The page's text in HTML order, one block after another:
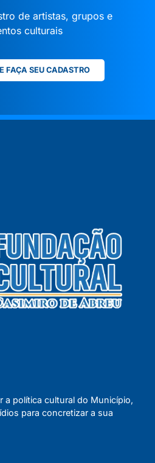
de artistas, grupos e
culturais
FAÇA SEU CADASTRO
a política cultural do Município,
para concretizar a sua